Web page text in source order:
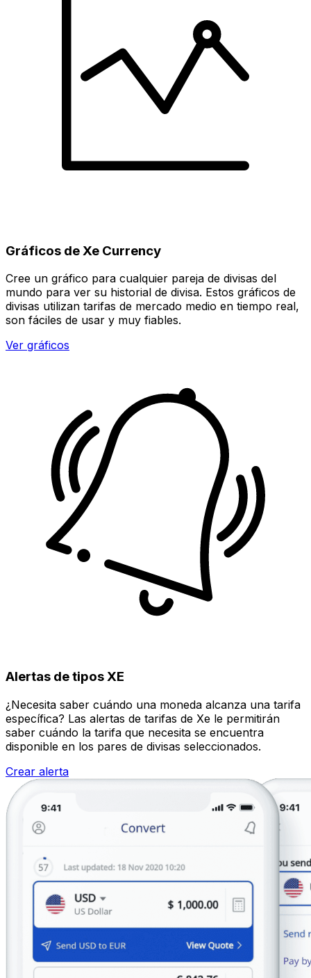
Gráficos de Xe Currency
Cree un gráfico para cualquier pareja de divisas del
mundo para ver su historial de divisa. Estos gráficos de
divisas utilizan tarifas de mercado medio en tiempo real,
son fáciles de usar y muy fiables.
Ver gráficos
Alertas de tipos XE
¿Necesita saber cuándo una moneda alcanza una tarifa
específica? Las alertas de tarifas de Xe le permitirán
saber cuándo la tarifa que necesita se encuentra
disponible en los pares de divisas seleccionados.
Crear alerta